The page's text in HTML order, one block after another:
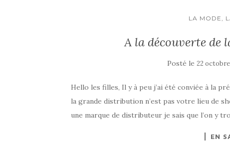
LA MODE,
A la découverte de
Posté le22 octobre
Hello les filles, Il y à peu j’ai été conviée à la
la grande distribution n’est pas votre lieu de
une marque de distributeur je sais que l’on y
EN